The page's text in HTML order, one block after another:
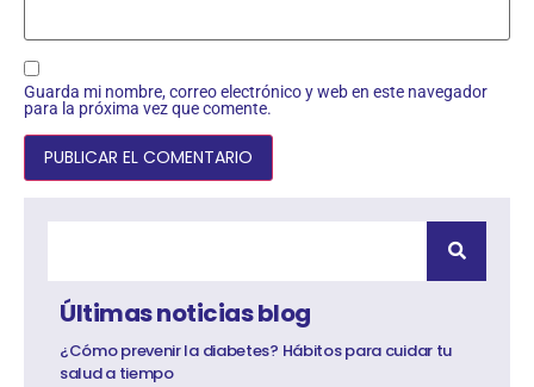
Guarda mi nombre, correo electrónico y web en este navegador
para la próxima vez que comente.
Últimas noticias blog
¿Cómo prevenir la diabetes? Hábitos para cuidar tu
salud a tiempo